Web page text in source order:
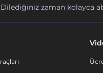
Dilediğiniz zaman kolayca